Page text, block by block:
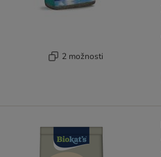
2 možnosti